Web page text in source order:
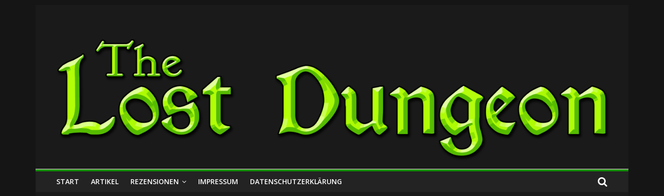
Lost
Dungeon
START ARTIKEL REZENSIONEN IMPRESSUM DATENSCHUTZERKLÄRUNG